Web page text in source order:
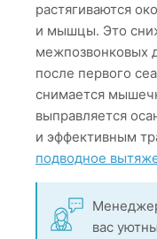
растягиваются
и мышцы. Это
межпозвонковых
после первого
снимается
выправляется
и эффективным
подводное
вас